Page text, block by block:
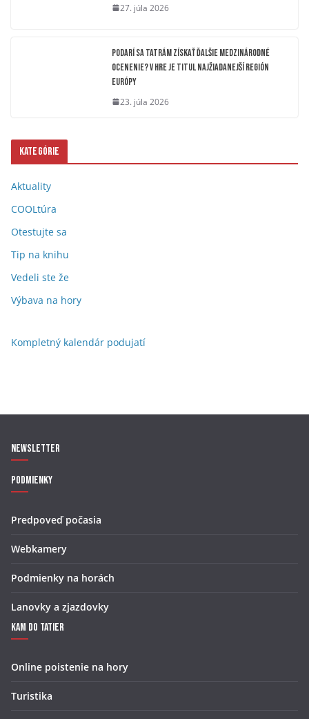
27. júla 2026
Podarí sa Tatrám získať ďalšie medzinárodné
ocenenie? V hre je titul Najžiadanejší región
Európy
23. júla 2026
Kategórie
Aktuality
COOLtúra
Otestujte sa
Tip na knihu
Vedeli ste že
Výbava na hory
Kompletný kalendár podujatí
Newsletter
Podmienky
Predpoveď počasia
Webkamery
Podmienky na horách
Lanovky a zjazdovky
Kam do Tatier
Online poistenie na hory
Turistika